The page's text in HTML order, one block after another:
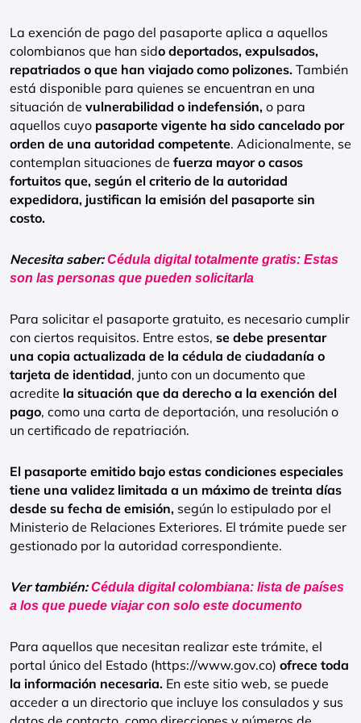
La exención de pago del pasaporte aplica a aquellos
colombianos que han sido deportados, expulsados,
repatriados o que han viajado como polizones. También
está disponible para quienes se encuentran en una
situación de vulnerabilidad o indefensión, o para
aquellos cuyo pasaporte vigente ha sido cancelado por
orden de una autoridad competente. Adicionalmente, se
contemplan situaciones de fuerza mayor o casos
fortuitos que, según el criterio de la autoridad
expedidora, justifican la emisión del pasaporte sin
costo.
Necesita saber:Cédula digital totalmente gratis: Estas
son las personas que pueden solicitarla
Para solicitar el pasaporte gratuito, es necesario cumplir
con ciertos requisitos. Entre estos, se debe presentar
una copia actualizada de la cédula de ciudadanía o
tarjeta de identidad, junto con un documento que
acredite la situación que da derecho a la exención del
pago, como una carta de deportación, una resolución o
un certificado de repatriación.
El pasaporte emitido bajo estas condiciones especiales
tiene una validez limitada a un máximo de treinta días
desde su fecha de emisión, según lo estipulado por el
Ministerio de Relaciones Exteriores. El trámite puede ser
gestionado por la autoridad correspondiente.
Ver también:Cédula digital colombiana: lista de países
a los que puede viajar con solo este documento
Para aquellos que necesitan realizar este trámite, el
portal único del Estado (https://www.gov.co) ofrece toda
la información necesaria. En este sitio web, se puede
acceder a un directorio que incluye los consulados y sus